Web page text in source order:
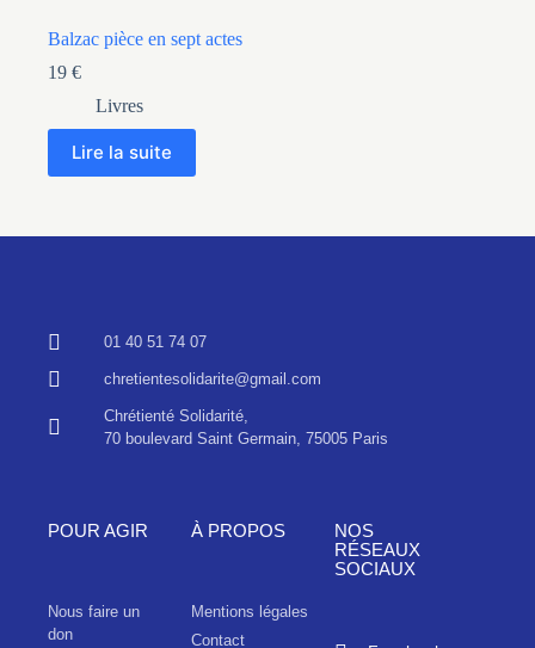
Balzac pièce en sept actes
19 €
Livres
Lire la suite
01 40 51 74 07
chretientesolidarite@gmail.com
Chrétienté Solidarité,
70 boulevard Saint Germain, 75005 Paris
POUR AGIR
Nous faire un
don
À PROPOS
Mentions légales
Contact
NOS
RÉSEAUX
SOCIAUX